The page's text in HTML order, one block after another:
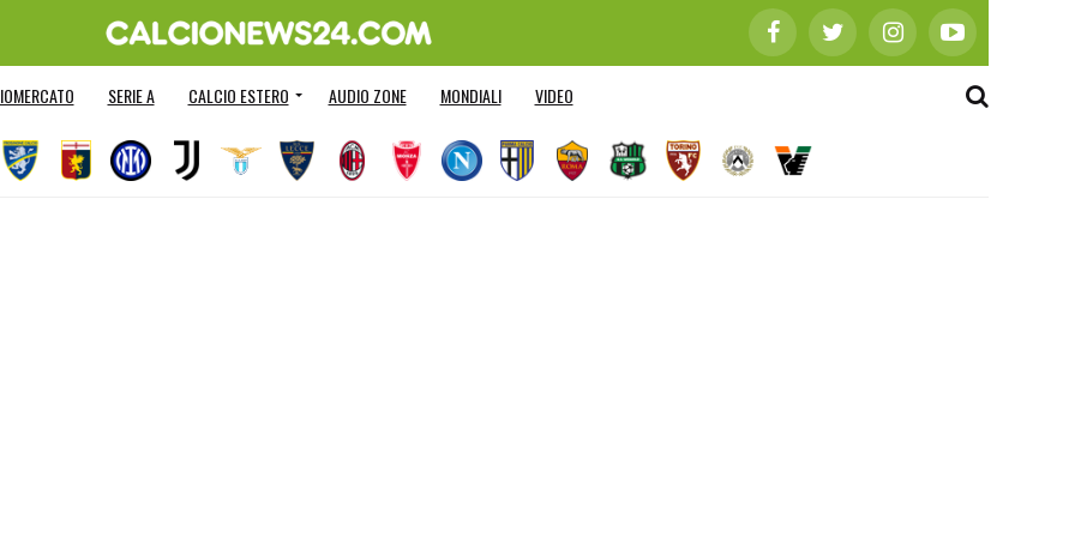
SERIE A CALCIO ESTERO AUDIO ZONE MONDIALI VIDEO